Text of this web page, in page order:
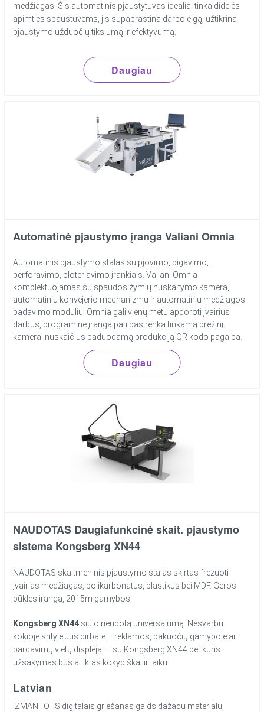
medžiagas. Šis automatinis pjaustytuvas idealiai tinka didelės
apimties spaustuvėms, jis supaprastina darbo eigą, užtikrina
pjaustymo užduočių tikslumą ir efektyvumą.
Daugiau
Automatinė pjaustymo įranga Valiani Omnia
Automatinis pjaustymo stalas su pjovimo, bigavimo,
perforavimo, ploteriavimo įrankiais. Valiani Omnia
komplektuojamas su spaudos žymių nuskaitymo kamera,
automatiniu konvejerio mechanizmu ir automatiniu medžiagos
padavimo moduliu. Omnia gali vienų metu apdoroti įvairius
darbus, programinė įranga pati pasirenka tinkamą brėžinį
kamerai nuskaičius paduodamą produkciją QR kodo pagalba.
Daugiau
NAUDOTAS Daugiafunkcinė skait. pjaustymo
sistema Kongsberg XN44
NAUDOTAS skaitmeninis pjaustymo stalas skirtas frezuoti
įvairias medžiagas, polikarbonatus, plastikus bei MDF. Geros
būklės įranga, 2015m gamybos.
Kongsberg XN44 siūlo neribotą universalumą. Nesvarbu
kokioje srityje Jūs dirbate – reklamos, pakuočių gamyboje ar
pardavimų vietų displėjai – su Kongsberg XN44 bet kuris
užsakymas bus atliktas kokybiškai ir laiku.
Latvian
IZMANTOTS digitālais griešanas galds dažādu materiālu,